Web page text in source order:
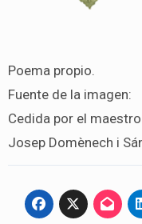
Poema propio.
Fuente de la imagen:
Cedida por el
Josep Domènech i